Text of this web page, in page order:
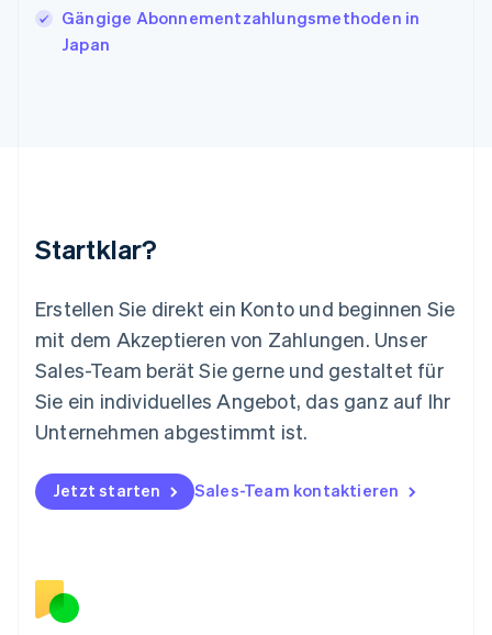
Gängige Abonnementzahlungsmethoden in
Japan
Startklar?
Erstellen Sie direkt ein Konto und beginnen Sie
mit dem Akzeptieren von Zahlungen. Unser
Sales-Team berät Sie gerne und gestaltet für
Sie ein individuelles Angebot, das ganz auf Ihr
Unternehmen abgestimmt ist.
Jetzt starten Sales-Team kontaktieren
Liechtenstein
Deutsch
Mexiko
English
Niederlande
Nederlands English
Norwegen
English
Österreich
Polen
English
Portugal
Schweden
Svenska